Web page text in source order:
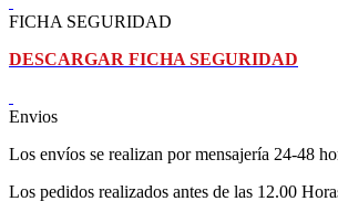
FICHA SEGURIDAD
DESCARGAR FICHA SEGURIDAD
Envios
Los envíos se realizan por mensajería 24-48
Los pedidos realizados antes de las 12.00